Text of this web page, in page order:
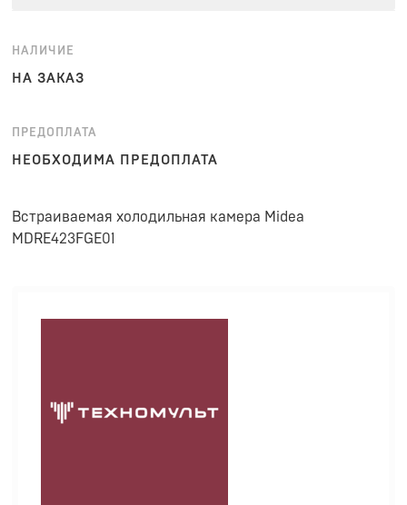
НАЛИЧИЕ
НА ЗАКАЗ
ПРЕДОПЛАТА
НЕОБХОДИМА ПРЕДОПЛАТА
Встраиваемая холодильная камера Midea
MDRE423FGE01